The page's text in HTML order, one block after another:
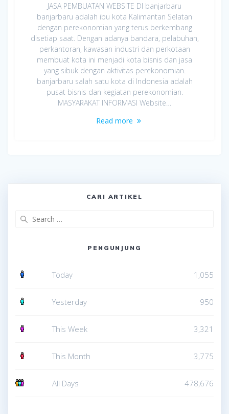
JASA PEMBUATAN WEBSITE DI banjarbaru
banjarbaru adalah ibu kota Kalimantan Selatan
dengan perekonomian yang terus berkembang
disetiap saat. Dengan adanya bandara, pelabuhan,
perkantoran, kawasan industri dan perkotaan
membuat kota ini menjadi kota bisnis dan jasa
yang sibuk dengan aktivitas perekonomian.
banjarbaru salah satu kota di Indonesia adalah
pusat bisnis dan kegiatan perekonomian.
MASYARAKAT INFORMASI Website…
Read more
CARI ARTIKEL
PENGUNJUNG
Today 1,055
Yesterday 950
This Week 3,321
This Month 3,775
All Days 478,676